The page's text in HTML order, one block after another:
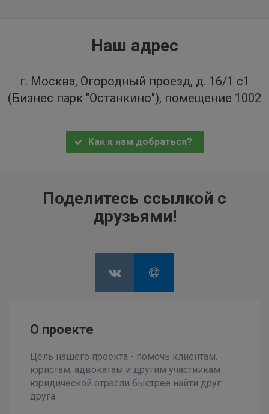
Наш адрес
г. Москва, Огородный проезд, д. 16/1 с1
(Бизнес парк "Останкино"), помещение 1002
Как к нам добраться?
Поделитесь ссылкой с
друзьями!
О проекте
Цель нашего проекта - помочь клиентам,
юристам, адвокатам и другим участникам
юридической отрасли быстрее найти друг
друга.